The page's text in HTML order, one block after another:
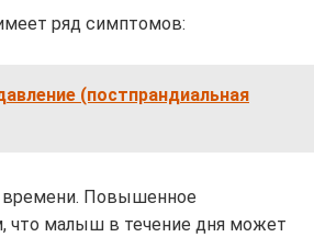
ряд симптомов:
(постпрандиальная
времени. Повышенное
что малыш в течение дня может